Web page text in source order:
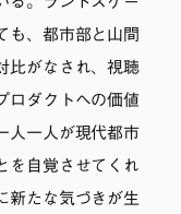
る。ランドスケー
も、都市部と山間
比がなされ、視聴
ロダクトへの価値
人一人が現代都市
を自覚させてくれ
新たな気づきが生